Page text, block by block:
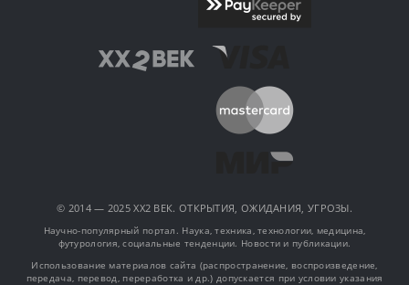
© 2014 — 2025 XX2 ВЕК. ОТКРЫТИЯ, ОЖИДАНИЯ, УГРОЗЫ.
Научно-популярный портал. Наука, техника, технологии, медицина,
футурология, социальные тенденции. Новости и публикации.
Использование материалов сайта (распространение, воспроизведение,
передача, перевод, переработка и др.) допускается при условии указания